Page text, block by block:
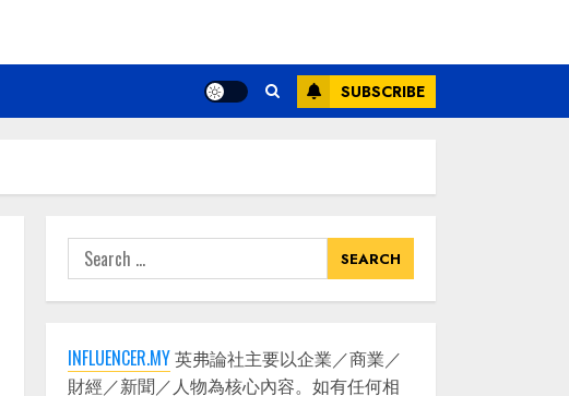
SUBSCRIBE
Search
for:
INFLUENCER.MY英弗論社主要以企業／商業／
財經／新聞／人物為核心內容。如有任何相